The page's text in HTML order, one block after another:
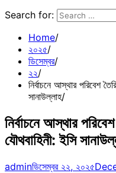
Search for:
Home
২০২৫
ডিসেম্বর
২২
নির্বাচনে আস্থার পরিবেশ
সানাউল্লাহ
নির্বাচনে আস্থার
যৌথবাহিনী: ইসি
adminডিসেম্বর ২২, ২০২৫